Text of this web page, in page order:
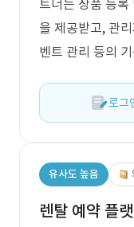
트너는 상품 등록
을 제공받고, 관
벤트 관리 등의
로그
유사도 높음
렌탈 예약 플